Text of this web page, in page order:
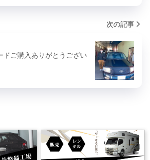
次の記事
ドご購入ありがとうござい